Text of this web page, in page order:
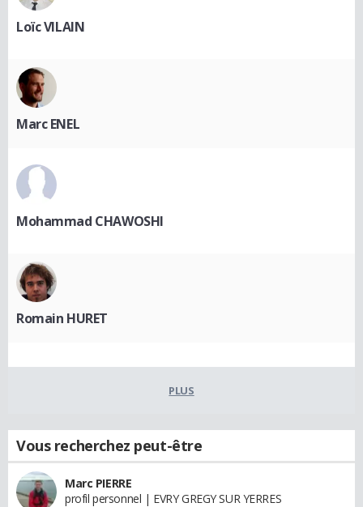
Loïc VILAIN
Marc ENEL
Mohammad CHAWOSHI
Romain HURET
PLUS
Vous recherchez peut-être
Marc PIERRE
profil personnel | EVRY GREGY SUR YERRES